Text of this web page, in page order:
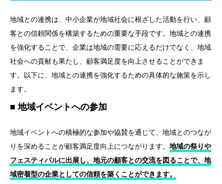
地域との連携は、中小企業が地域社会に根ざした活動を行い、顧
客との信頼関係を構築するための重要な手段です。地域との連携
を強化することで、企業は地域の需要に応えるだけでなく、地域
社会への貢献も果たし、顧客満足度を向上させることができま
す。以下に、地域との連携を強化するための具体的な施策を示し
ます。
地域イベントへの参加
地域イベントへの積極的な参加や協賛を通じて、地域とのつなが
りを深めることが顧客満足度向上につながります。 地域の祭りや
フェスティバルに出展し、地元の顧客との交流を図ることで、地
域密着型の企業としての信頼を築くことができます。